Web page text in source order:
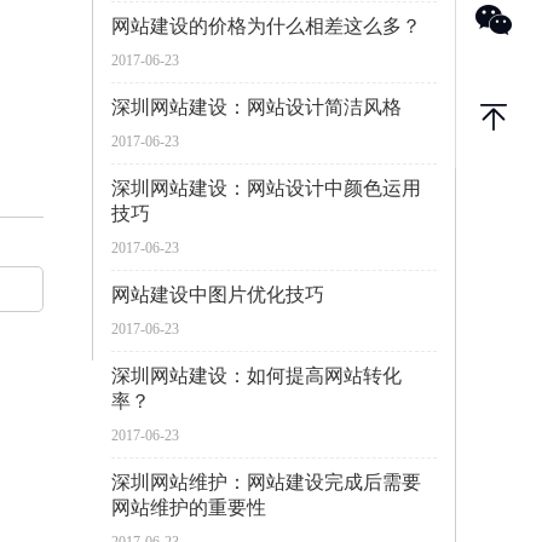
网站建设的价格为什么相差这么多？
2017-06-23
深圳网站建设：网站设计简洁风格
2017-06-23
深圳网站建设：网站设计中颜色运用
技巧
2017-06-23
网站建设中图片优化技巧
2017-06-23
深圳网站建设：如何提高网站转化
率？
2017-06-23
深圳网站维护：网站建设完成后需要
网站维护的重要性